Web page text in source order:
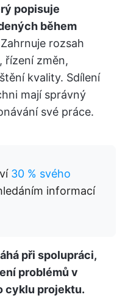
popisuje
během
Zahrnuje rozsah
řízení změn,
kvality. Sdílení
mají správný
své práce.
30 % svého
informací
při spolupráci,
problémů v
cyklu projektu.